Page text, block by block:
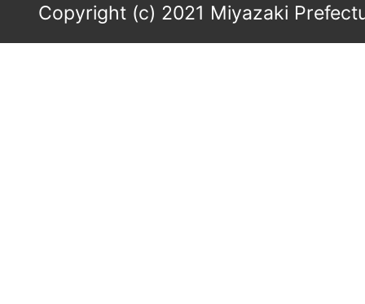
Copyright (c) 2021 Miyazaki